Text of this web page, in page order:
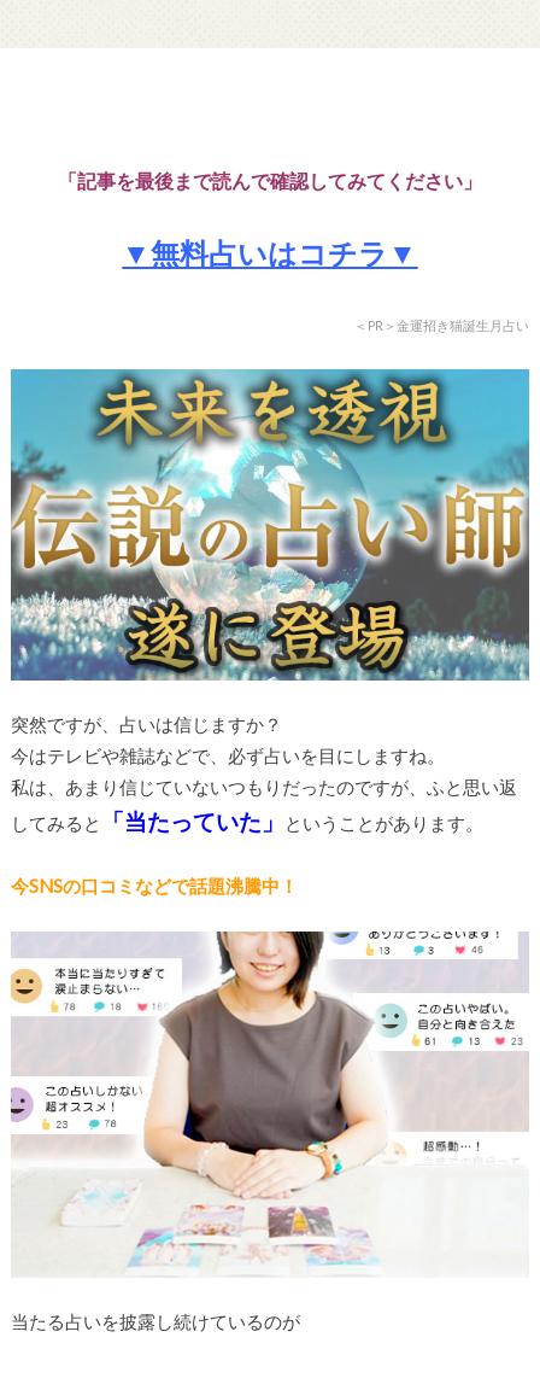
「記事を最後まで読んで確認してみてください」
▼無料占いはコチラ▼
＜PR＞金運招き猫誕生月占い
突然ですが、占いは信じますか？
今はテレビや雑誌などで、必ず占いを目にしますね。
私は、あまり信じていないつもりだったのですが、ふと思い返
してみると
「当たっていた」 ということがあります。
今SNSの口コミなどで話題沸騰中！
当たる占いを披露し続けているのが